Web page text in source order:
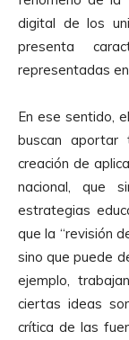
digital de los
presenta
representadas
En ese sentido,
buscan
creación de
nacional, que
estrategias
que la “revisión
sino que puede
ejemplo,
ciertas ideas
crítica de las